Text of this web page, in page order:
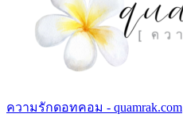
ความรักดอทคอม - quamrak.com